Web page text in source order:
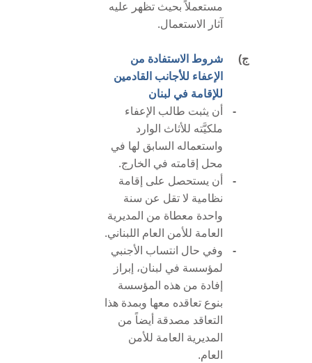
مستعملاً بحيث تظهر عليه
آثار الاستعمال.
ج)
شروط الاستفادة من
الإعفاء للأجانب القادمين
للإقامة في لبنان
-
أن يثبت طالب الإعفاء
ملكيَّته للأثاث الوارد
واستعماله السابق لها في
محل إقامته في الخارج.
-
أن يستحصل على إقامة
نظامية لا تقل عن سنة
واحدة معطاة من المديرية
العامة للأمن العام اللبناني.
-
وفي حال انتساب الأجنبي
لمؤسسة في لبنان، إبراز
إفادة من هذه المؤسسة
بنوع تعاقده معها وبمدة هذا
التعاقد مصدقة أيضاً من
المديرية العامة للأمن
العام.